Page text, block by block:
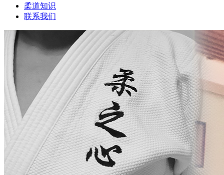
柔道知识
联系我们